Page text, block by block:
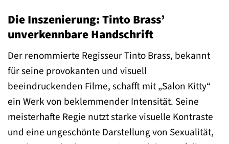
Die Inszenierung: Tinto Brass’
unverkennbare Handschrift
Der renommierte Regisseur Tinto Brass, bekannt
für seine provokanten und visuell
beeindruckenden Filme, schafft mit „Salon Kitty“
ein Werk von beklemmender Intensität. Seine
meisterhafte Regie nutzt starke visuelle Kontraste
und eine ungeschönte Darstellung von Sexualität,